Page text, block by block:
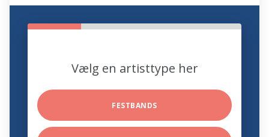
Vælg en artisttype her
FESTBANDS